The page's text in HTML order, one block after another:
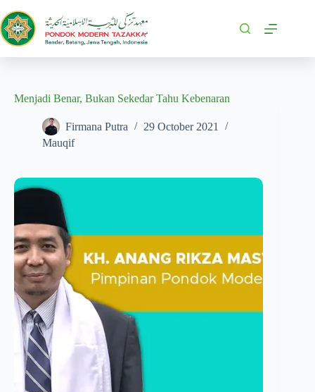
Menjadi Benar, Bukan Sekedar Tahu Kebenaran
Firmana Putra
29 October 2021
Mauqif